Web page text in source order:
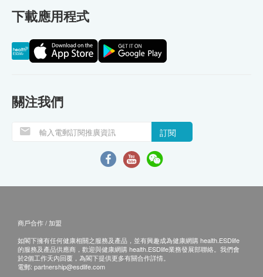
下載應用程式
關注我們
訂閱
商戶合作 / 加盟
如閣下擁有任何健康相關之服務及產品，並有興趣成為健康網購 health.ESDlife
的服務及產品供應商，歡迎與健康網購 health.ESDlife業務發展部聯絡。我們會
於2個工作天內回覆，為閣下提供更多有關合作詳情。
電郵: partnership@esdlife.com